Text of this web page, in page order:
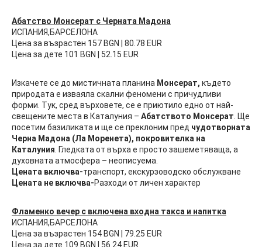
Абатство Монсерат с Черната Мадона
ИСПАНИЯ,БАРСЕЛОНА
Цена за възрастен 157 BGN | 80.78 EUR
Цена за дете 101 BGN | 52.15 EUR
Изкачете се до мистичната планина Монсерат, където
природата е изваяла скални феномени с причудливи
форми. Тук, сред върховете, се е приютило едно от най-
свещените места в Каталуния – Абатството Монсерат . Ще
посетим базиликата и ще се преклоним пред чудотворната
Черна Мадона (Ла Моренета), покровителка на
Каталуния . Гледката от върха е просто зашеметяваща, а
духовната атмосфера – неописуема.
Цената включва-транспорт, екскурзоводско обслужване
Цената не включва-Разходи от личен характер
Фламенко вечер с включена входна такса и напитка
ИСПАНИЯ,БАРСЕЛОНА
Цена за възрастен 154 BGN | 79.25 EUR
Цена за дете 109 BGN | 56.24 EUR